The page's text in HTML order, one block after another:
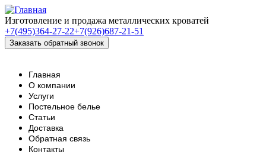
Изготовление и продажа металлических кроватей
+7(495)364-27-22+7(926)687-21-51
Главная
О компании
Услуги
Постельное белье
Статьи
Доставка
Обратная связь
Контакты